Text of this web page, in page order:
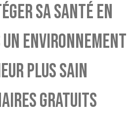
SA SANTÉ EN
ENVIRONNEMENT
PLUS SAIN
GRATUITS